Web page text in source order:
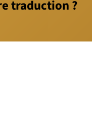
traduction ?